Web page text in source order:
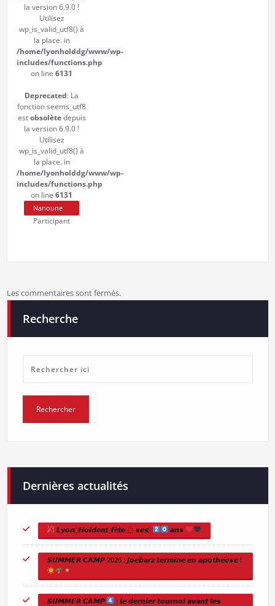
la version 6.9.0 !
Utilisez
wp_is_valid_utf8() à
la place. in
/home/lyonholddg/www/wp-
includes/functions.php
on line 6131
Deprecated: La
fonction seems_utf8
estobsolètedepuis
la version 6.9.0 !
Utilisez
wp_is_valid_utf8() à
la place. in
/home/lyonholddg/www/wp-
includes/functions.php
on line 6131
Nanoune
Participant
Les commentaires sont fermés.
Recherche
Dernières actualités
𝙇𝙮𝙤𝙣 ҉ 𝙃𝙤𝙡𝙙𝙚𝙢 ҉ 𝙛ê𝙩𝙚 ҉ 𝙨𝙚𝙨 ҉ 𝙖𝙣𝙨
𝙎𝙐𝙈𝙈𝙀𝙍 𝘾𝘼𝙈𝙋 2026 : 𝙅𝙤𝙚𝙗𝙖𝙧𝙯 𝙩𝙚𝙧𝙢𝙞𝙣𝙚 𝙚𝙣 𝙖𝙥𝙤𝙩𝙝𝙚́𝙤𝙨𝙚 !
𝙎𝙐𝙈𝙈𝙀𝙍 𝘾𝘼𝙈𝙋
: 𝙡𝙚 𝙙𝙚𝙧𝙣𝙞𝙚𝙧 𝙩𝙤𝙪𝙧𝙣𝙤𝙞 𝙖𝙫𝙖𝙣𝙩 𝙡𝙚𝙨